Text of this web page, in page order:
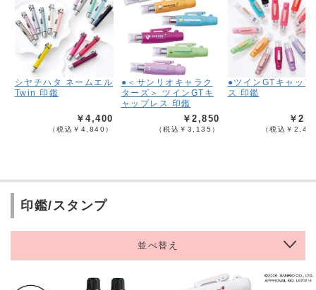
シヤチハタ ネームエル
Twin 印鑑
￥4,400
（税込￥4,840）
●＜サンリオキャラク
ターズ＞ ツインGTキ
ャップレス 印鑑
￥2,850
（税込￥3,135）
●ツインGTキャップ
ス 印鑑
￥
（税込￥
印鑑/スタンプ
並べ替え